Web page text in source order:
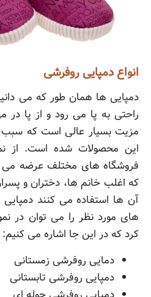
انواع دمپایی روفرشی
دمپایی ها همان طور که می
راحتی به پا می رود و از پا
مزیت بسیار عالی است که سبب
این محصولات شده است. از
فروشگاه های مختلف عرضه
که اغلب خانم ها، دختران و
آن ها استفاده می کنند
های مورد نظر را می توان در
کرد که در این جا اشاره می کنیم:
دمایی روفرشی زمستانی
دمپایی روفرشی تابستانی